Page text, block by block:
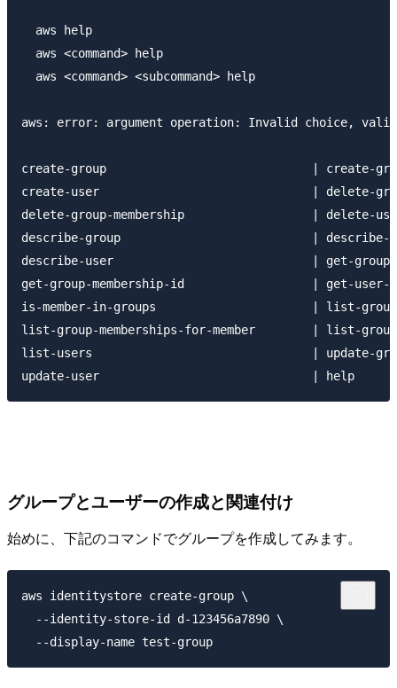
  aws help
  aws <command> help
  aws <command> <subcommand> help
aws: error: argument operation: Invalid choice,
create-group                             | create-group-
create-user                              | delete-
delete-group-membership                  | delete-
describe-group                           | describe-
describe-user                            | get-
get-group-membership-id                  | get-user-
is-member-in-groups                      | list-group-
list-group-memberships-for-member        | list-
list-users                               | update-
グループとユーザーの作成と関連付け
始めに、下記のコマンドでグループを作成してみます。
aws identitystore create-group \
  --identity-store-id d-123456a7890 \